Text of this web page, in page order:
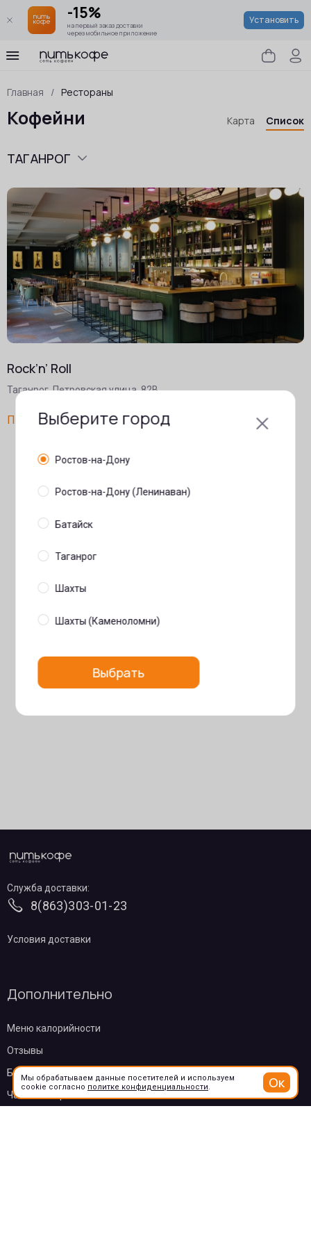
-15%
на первый заказ доставки
через мобильное приложение
Установить
Главная / Рестораны
Кофейни Список
Карта
ТАГАНРОГ
Rock’n’ Roll
Таганрог, Петровская улица, 82В
Подробнее
Служба доставки:
8(863)303-01-23
Условия доставки
Дополнительно
Меню калорийности
Отзывы
Бонусы
Частые вопросы
Мы обрабатываем данные посетителей и используем
cookie согласно политке конфиденциальности. Ок
Выберите город
Ростов-на-Дону
Ростов-на-Дону (Ленинаван)
Батайск
Таганрог
Шахты
Шахты (Каменоломни)
Выбрать